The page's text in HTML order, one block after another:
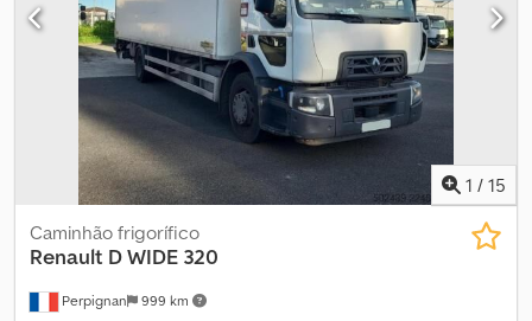
Certificação ATP: FRC Data de validade da ATP: Plataforma
Partição
1 / 15
Perpignan 999 km
Caminhão frigorífico
Renault D WIDE 320